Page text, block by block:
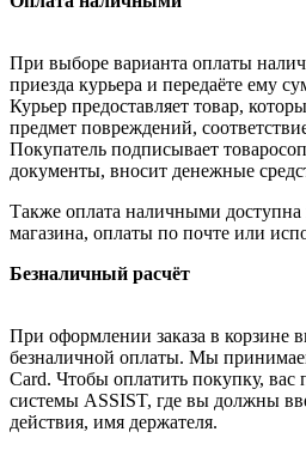
При выборе варианта оплаты
приезда курьера и передаёте ему
Курьер предоставляет товар,
предмет повреждений,
Покупатель подписывает
документы, вносит денежные
Также оплата наличными доступна
магазина, оплаты по почте или
Безналичный расчёт
При оформлении заказа в корзине
безналичной оплаты. Мы
Card. Чтобы оплатить покупку, вас
системы ASSIST, где вы должны
действия, имя держателя.